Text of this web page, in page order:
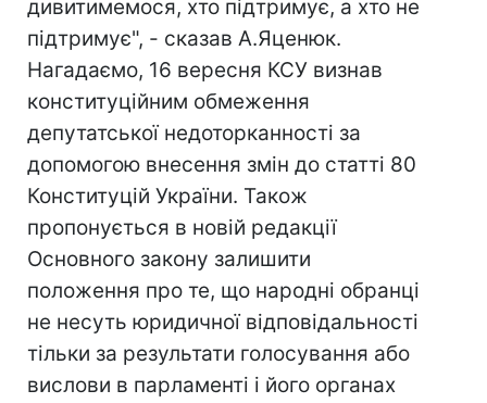
дивитимемося, хто підтримує, а хто не
підтримує", - сказав А.Яценюк.
Нагадаємо, 16 вересня КСУ визнав
конституційним обмеження
депутатської недоторканності за
допомогою внесення змін до статті 80
Конституцій України. Також
пропонується в новій редакції
Основного закону залишити
положення про те, що народні обранці
не несуть юридичної відповідальності
тільки за результати голосування або
вислови в парламенті і його органах